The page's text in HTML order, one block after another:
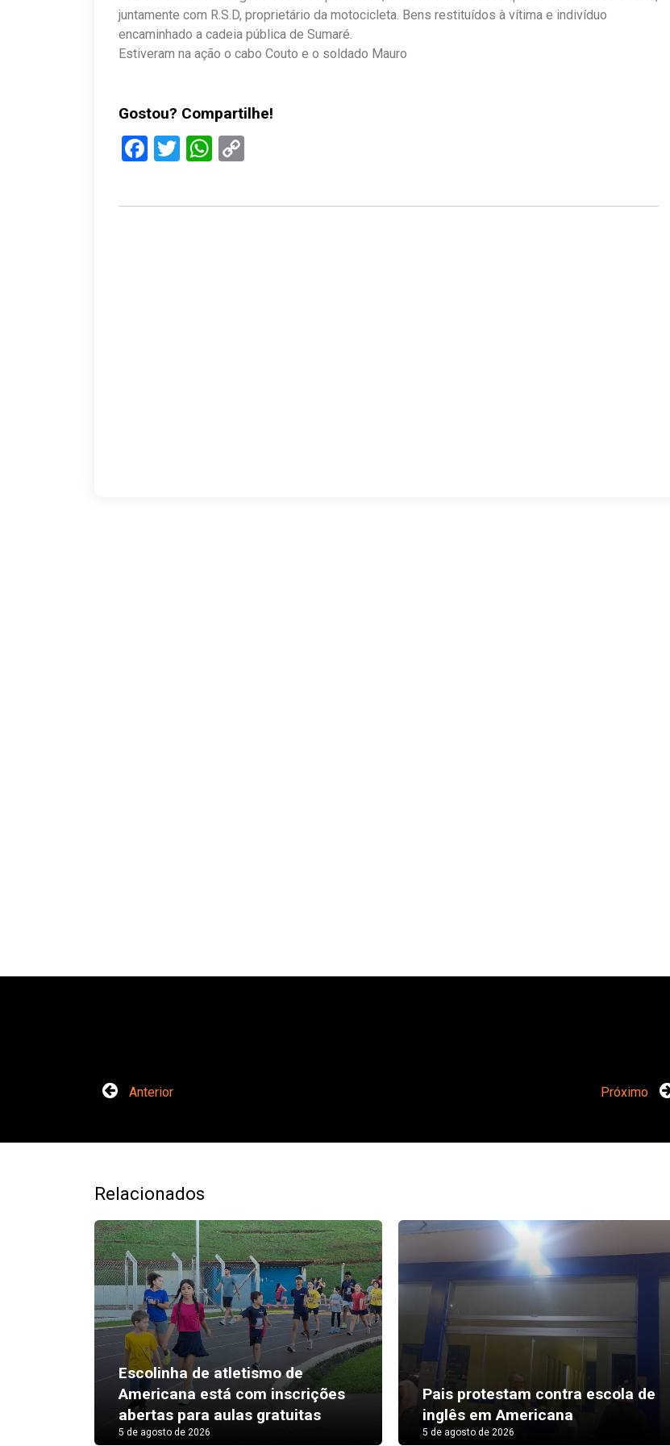
juntamente com R.S.D, proprietário da motocicleta. Bens restituídos à vítima e indivíduo
encaminhado a cadeia pública de Sumaré.
Estiveram na ação o cabo Couto e o soldado Mauro
Gostou? Compartilhe!
Facebook
TwitterWhatsApp
Anterior Próximo
Relacionados
Escolinha de atletismo de
Americana está com inscrições
abertas para aulas gratuitas
5 de agosto de 2026
Pais protestam contra escola de
inglês em Americana
5 de agosto de 2026